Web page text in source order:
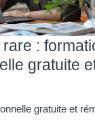
:
gratuite
gratuite et